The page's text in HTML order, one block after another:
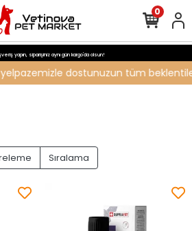
yapın, siparişiniz aynı gün kargo'da olsun!
dostunuzun tüm
0
Sıralama